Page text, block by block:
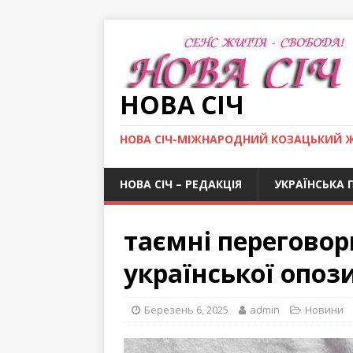
НОВА СІЧ
НОВА СІЧ-МІЖНАРОДНИЙ КОЗАЦЬКИЙ
НОВА СІЧ – РЕДАКЦІЯ УКРАЇНСЬКА
таємні
української
Березень 6, 2025 admin Новини